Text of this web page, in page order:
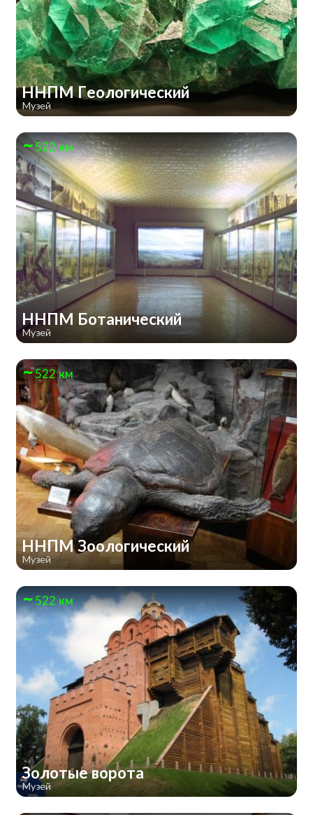
ННПМ Геологический
Музей
522 км
ННПМ Ботанический
Музей
522 км
ННПМ Зоологический
Музей
522 км
Золотые ворота
Музей